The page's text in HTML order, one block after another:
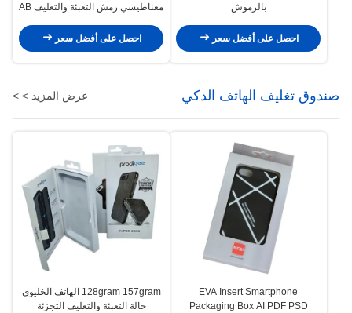
بالرموش
احصل على أفضل سعر
مغناطيسي رمش التعبئة والتغليف AB
احصل على أفضل سعر
صندوق تغليف الهاتف الذكي عرض المزيد > >
EVA Insert Smartphone
Packaging Box AI PDF PSD
128gram 157gram الهاتف الخليوي
حالة التعبئة والتغليف التجزئة